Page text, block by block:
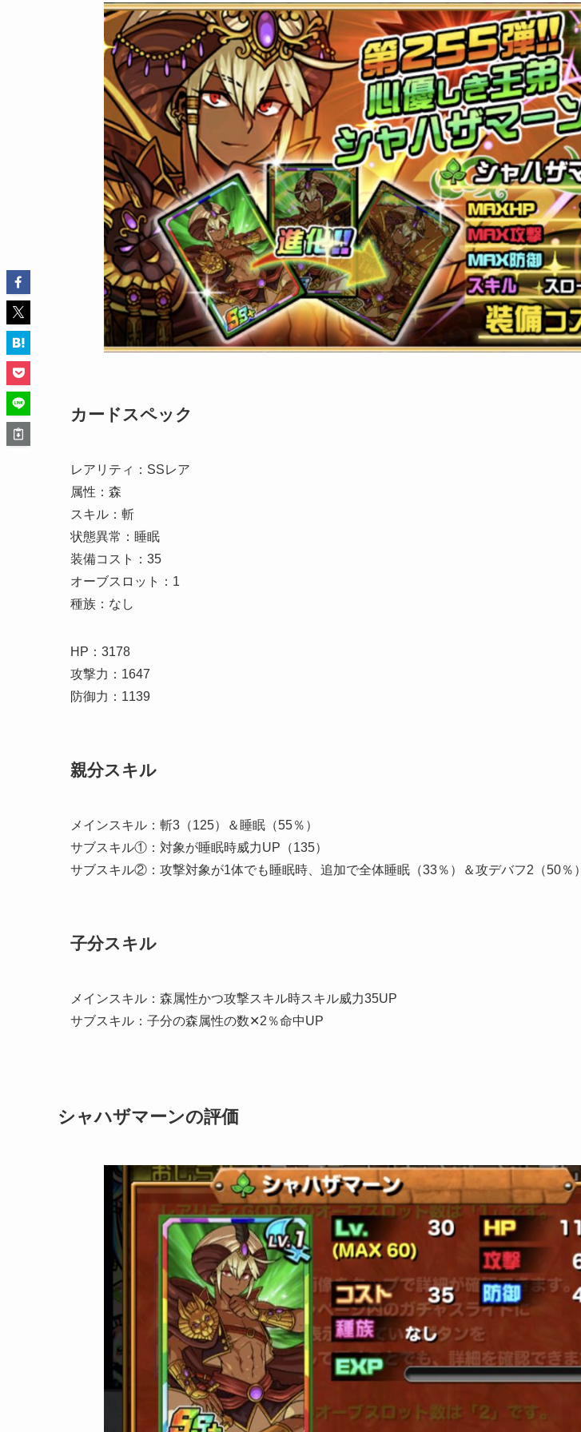
カードスペック
レアリティ：SSレア
属性：森
スキル：斬
状態異常：睡眠
装備コスト：35
オーブスロット：1
種族：なし
HP：3178
攻撃力：1647
防御力：1139
親分スキル
メインスキル：斬3（125）＆睡眠（55％）
サブスキル①：対象が睡眠時威力UP（135）
サブスキル②：攻撃対象が1体でも睡眠時、追加で全体睡眠（33％）＆攻デバフ2（50％）
子分スキル
メインスキル：森属性かつ攻撃スキル時スキル威力35UP
サブスキル：子分の森属性の数✕2％命中UP
シャハザマーンの評価